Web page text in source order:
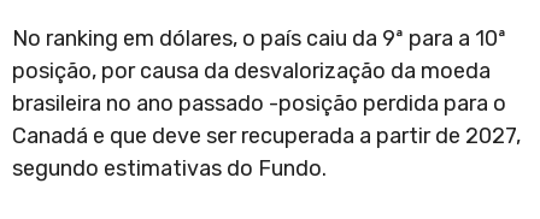
No ranking em dólares, o país caiu da 9ª para a 10ª
posição, por causa da desvalorização da moeda
brasileira no ano passado -posição perdida para o
Canadá e que deve ser recuperada a partir de 2027,
segundo estimativas do Fundo.